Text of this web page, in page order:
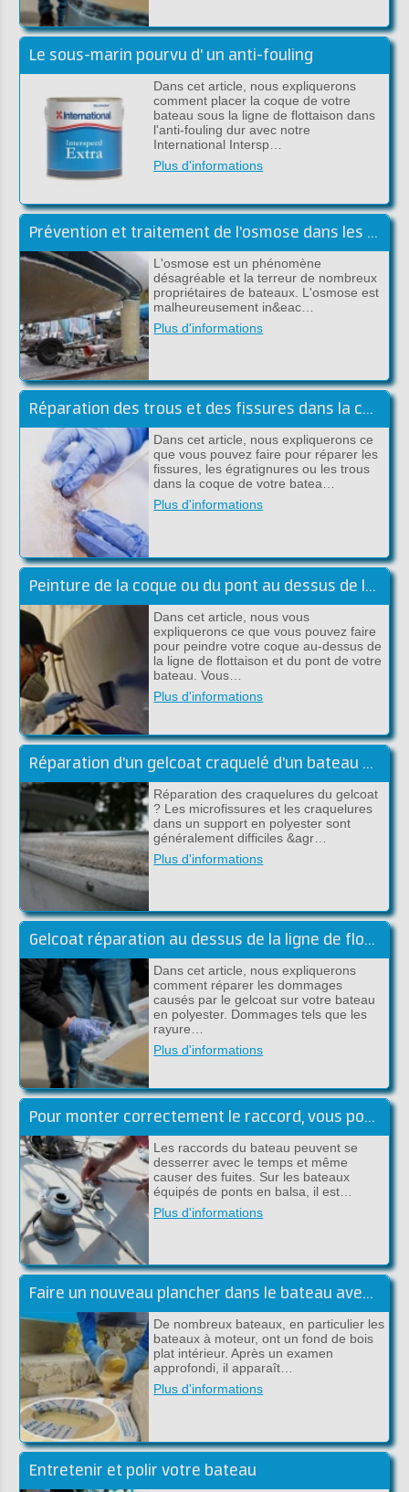
Le sous-marin pourvu d' un anti-fouling
Dans cet article, nous expliquerons
comment placer la coque de votre
bateau sous la ligne de flottaison dans
l'anti-fouling dur avec notre
International Intersp…
Plus d'informations
Prévention et traitement de l'osmose dans les bateaux en polyester
L'osmose est un phénomène
désagréable et la terreur de nombreux
propriétaires de bateaux. L'osmose est
malheureusement in&eac…
Plus d'informations
Réparation des trous et des fissures dans la coque au-dessus de la ligne de flottaison
Dans cet article, nous expliquerons ce
que vous pouvez faire pour réparer les
fissures, les égratignures ou les trous
dans la coque de votre batea…
Plus d'informations
Peinture de la coque ou du pont au dessus de la flottaison
Dans cet article, nous vous
expliquerons ce que vous pouvez faire
pour peindre votre coque au-dessus de
la ligne de flottaison et du pont de votre
bateau. Vous…
Plus d'informations
Réparation d'un gelcoat craquelé d'un bateau en polyester
Réparation des craquelures du gelcoat
? Les microfissures et les craquelures
dans un support en polyester sont
généralement difficiles &agr…
Plus d'informations
Gelcoat réparation au dessus de la ligne de flottaison
Dans cet article, nous expliquerons
comment réparer les dommages
causés par le gelcoat sur votre bateau
en polyester. Dommages tels que les
rayure…
Plus d'informations
Pour monter correctement le raccord, vous pouvez utiliser le plan suivant, étape par étape:
Les raccords du bateau peuvent se
desserrer avec le temps et même
causer des fuites. Sur les bateaux
équipés de ponts en balsa, il est…
Plus d'informations
Faire un nouveau plancher dans le bateau avec du polyester
De nombreux bateaux, en particulier les
bateaux à moteur, ont un fond de bois
plat intérieur. Après un examen
approfondi, il apparaît…
Plus d'informations
Entretenir et polir votre bateau